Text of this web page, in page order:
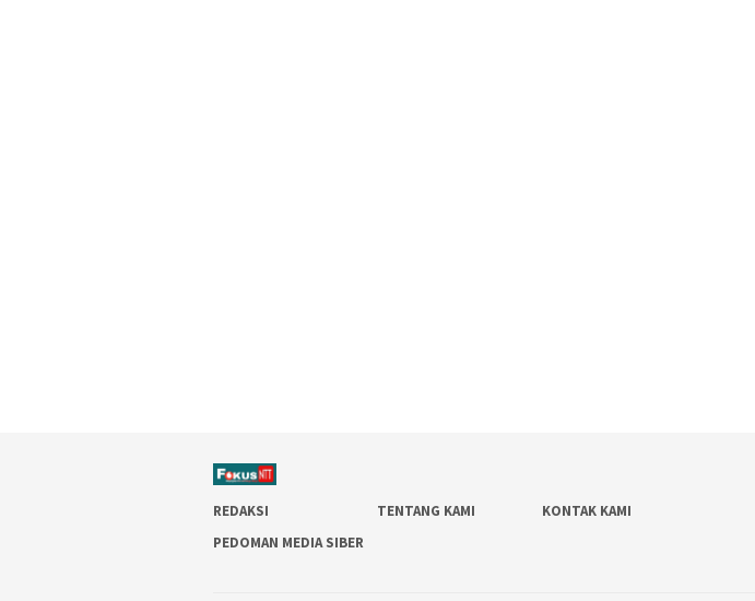
REDAKSI TENTANG KAMI
KONTAK KAMI
PEDOMAN MEDIA SIBER